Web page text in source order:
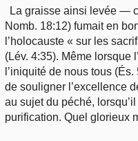
La graisse ainsi levée —
Nomb. 18:12) fumait en
l’holocauste « sur les
(Lév. 4:35). Même lorsque
l’iniquité de nous tous
de souligner l’excellence
au sujet du péché,
purification. Quel glorieux